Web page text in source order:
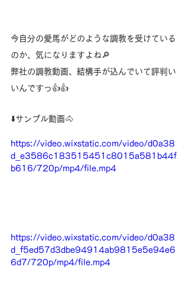
今自分の愛馬がどのような調教を受けている
のか、気になりますよね🔎
弊社の調教動画、結構手が込んでいて評判い
いんですっ👍👍
⬇️サンプル動画🐴
https://video.wixstatic.com/video/d0a38
d_e3586c183515451c8015a581b44f
b616/720p/mp4/file.mp4
https://video.wixstatic.com/video/d0a38
d_f5ed57d3dbe94914ab9815e5e94e6
6d7/720p/mp4/file.mp4